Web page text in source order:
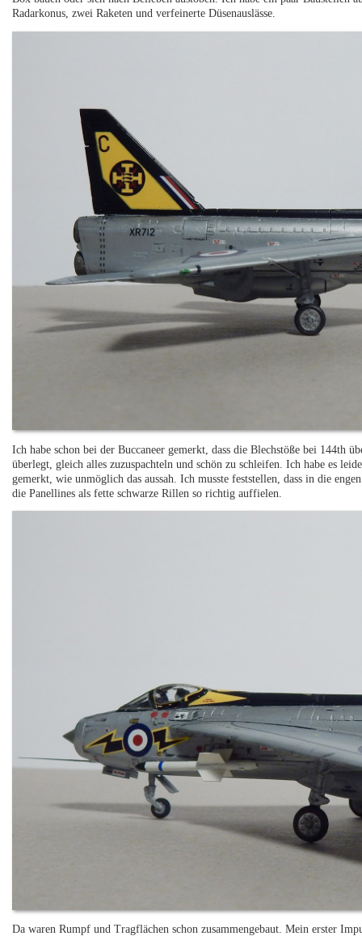
Radarkonus, zwei Raketen und verfeinerte Düsenauslässe.
Ich habe schon bei der Buccaneer gemerkt, dass die Blechstöße bei 144th
überlegt, gleich alles zuzuspachteln und schön zu schleifen. Ich habe es
gemerkt, wie unmöglich das aussah. Ich musste feststellen, dass in die
die Panellines als fette schwarze Rillen so richtig auffielen.
Da waren Rumpf und Tragflächen schon zusammengebaut. Mein erster